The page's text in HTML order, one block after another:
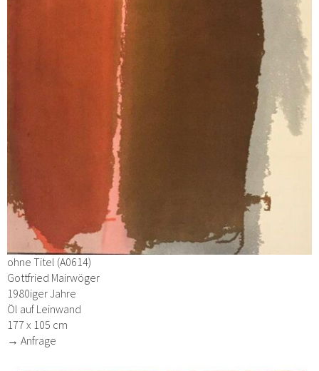
ohne Titel (A0614)
Gottfried Mairwöger
1980iger Jahre
Öl auf Leinwand
177 x 105 cm
→ Anfrage